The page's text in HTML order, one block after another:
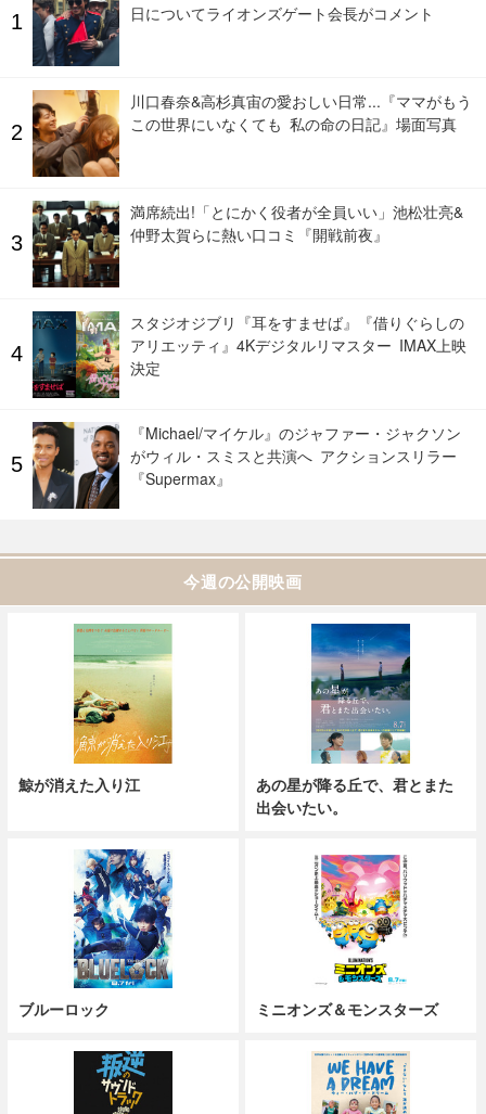
日についてライオンズゲート会長がコメント
川口春奈&高杉真宙の愛おしい日常...『ママがもう
この世界にいなくても 私の命の日記』場面写真
満席続出!「とにかく役者が全員いい」池松壮亮&
仲野太賀らに熱い口コミ『開戦前夜』
スタジオジブリ『耳をすませば』『借りぐらしの
アリエッティ』4Kデジタルリマスター IMAX上映
決定
『Michael/マイケル』のジャファー・ジャクソン
がウィル・スミスと共演へ アクションスリラー
『Supermax』
今週の公開映画
鯨が消えた入り江
あの星が降る丘で、君とまた
出会いたい。
ブルーロック ミニオンズ＆モンスターズ